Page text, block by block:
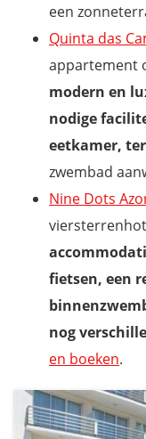
een
Quinta das
appartement
modern en
nodige
eetkamer,
zwembad
Nine Dots
fietsen, een
nog
en boeken.